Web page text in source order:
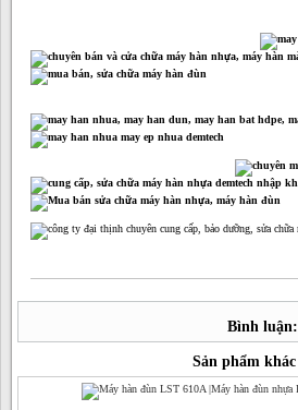
Bình luận:
Sản phẩm khác